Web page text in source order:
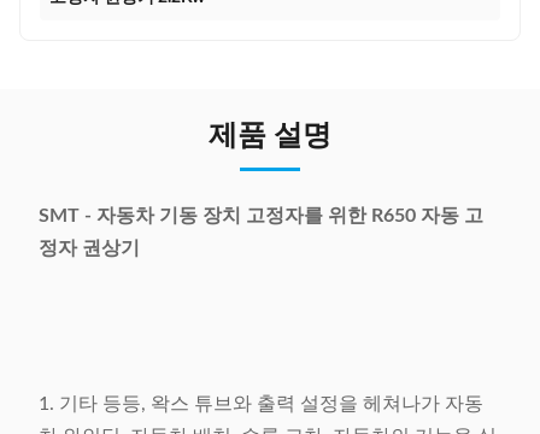
제품 설명
SMT - 자동차 기동 장치 고정자를 위한 R650 자동 고
정자 권상기
1. 기타 등등, 왁스 튜브와 출력 설정을 헤쳐나가 자동